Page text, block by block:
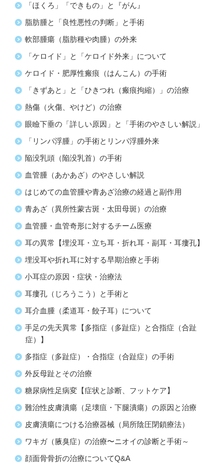
「ほくろ」「できもの」と『がん』
脂肪腫と「良性悪性の判断」と手術
軟部腫瘍（脂肪種や肉腫）の外来
「ケロイド」と「ケロイド外来」について
ケロイド・肥厚性瘢痕（はんこん）の手術
「きずあと」と「ひきつれ（瘢痕拘縮）」の治療
熱傷（火傷、やけど）の治療
眼瞼下垂の「詳しい原因」と「手術のやさしい解説」
「リンパ浮腫」の手術とリンパ浮腫外来
陥没乳頭（陥没乳首）の手術
血管腫（あかあざ）のやさしい解説
はじめての血管腫や青あざ治療の経過と副作用
青あざ（異所性蒙古斑・太田母斑）の治療
血管腫・血管奇形に対するチーム医療
耳の異常【埋没耳・立ち耳・折れ耳・副耳・耳瘻孔】
埋没耳や折れ耳に対する早期治療と手術
小耳症の原因・症状・治療法
耳瘻孔（じろうこう）と手術と
耳介血腫（柔道耳・餃子耳）について
手足の先天異常【多指症（多趾症）と合指症（合趾
症）】
多指症（多趾症）・合指症（合趾症）の手術
外反母趾とその治療
糖尿病性足病変【症状と診断、フットケア】
難治性皮膚潰瘍（足壊疽・下腿潰瘍）の原因と治療
皮膚潰瘍につける治療器械（局所陰圧閉鎖療法）
ワキガ（腋臭症）の治療〜ニオイの診断と手術～
顔面骨骨折の治療についてQ&A